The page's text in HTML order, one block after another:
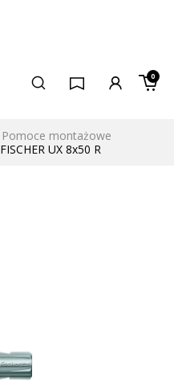
0
Pomoce montażowe
UX 8x50 R